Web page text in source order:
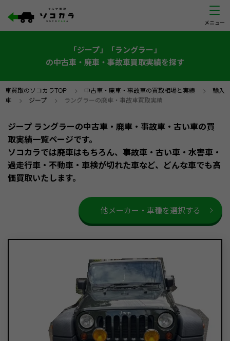
「ジープ」「ラングラー」
の中古車・廃車・事故車買取実績を探す
車買取のソコカラTOP > 中古車・廃車・事故車の買取相場と実績 > 輸入
車 > ジープ > ラングラーの廃車・事故車買取実績
ジープ ラングラーの中古車・廃車・事故車・古い車の買
取実績一覧ページです。
ソコカラでは廃車はもちろん、事故車・古い車・水害車・
過走行車・不動車・車検が切れた車など、どんな車でも高
価買取いたします。
他メーカー・車種を選択する